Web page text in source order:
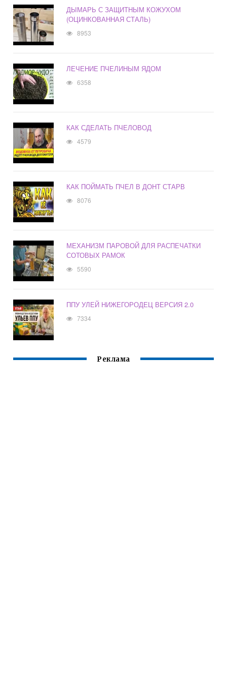
ДЫМАРЬ С ЗАЩИТНЫМ КОЖУХОМ
(ОЦИНКОВАННАЯ СТАЛЬ)
8953
ЛЕЧЕНИЕ ПЧЕЛИНЫМ ЯДОМ
6358
КАК СДЕЛАТЬ ПЧЕЛОВОД
4579
КАК ПОЙМАТЬ ПЧЕЛ В ДОНТ СТАРВ
8076
МЕХАНИЗМ ПАРОВОЙ ДЛЯ РАСПЕЧАТКИ
СОТОВЫХ РАМОК
5590
ППУ УЛЕЙ НИЖЕГОРОДЕЦ ВЕРСИЯ 2.0
7334
Реклама